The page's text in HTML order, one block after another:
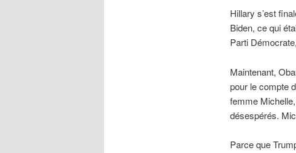
Hillary s’est
Biden, ce qui
Parti
Maintenant,
pour le compte
femme
désespérés.
Parce que